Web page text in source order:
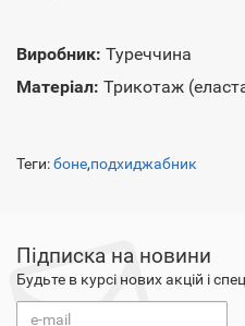
Виробник: Туреччина
Матеріал: Трикотаж
Теги:боне,подхиджабник
Підписка на новини
Будьте в курсі нових акцій і